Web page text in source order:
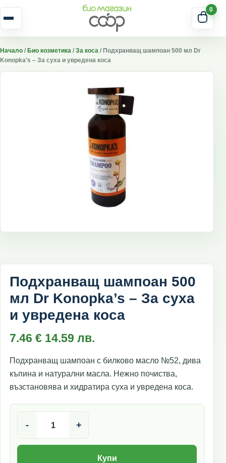
Skip to content 0
Начало / Био козметика / За коса / Подхранващ шампоан 500 мл Dr
Konopka’s – За суха и увредена коса
Подхранващ шампоан 500
мл Dr Konopka’s – За суха
и увредена коса
7.46 € 14.59 лв.
Подхранващ шампоан с билково масло №52, дива
къпина и натурални масла. Нежно почиства,
възстановява и хидратира суха и увредена коса.
- +
Купи